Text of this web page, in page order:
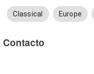
Classical Europe
Contacto